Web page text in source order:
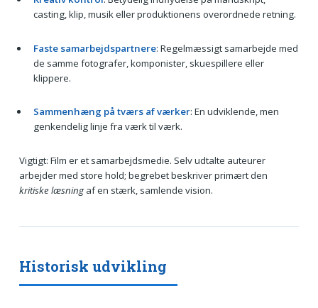
casting, klip, musik eller produktionens overordnede retning.
Faste samarbejdspartnere: Regelmæssigt samarbejde med
de samme fotografer, komponister, skuespillere eller
klippere.
Sammenhæng på tværs af værker: En udviklende, men
genkendelig linje fra værk til værk.
Vigtigt: Film er et samarbejdsmedie. Selv udtalte auteurer
arbejder med store hold; begrebet beskriver primært den
kritiske læsningaf en stærk, samlende vision.
Historisk udvikling